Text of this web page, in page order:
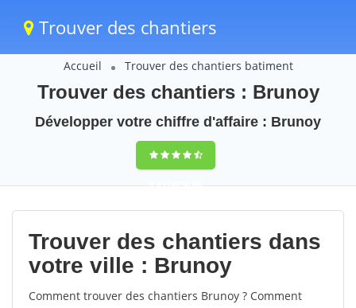
Trouver des chantiers
Accueil Trouver des chantiers batiment
Trouver des chantiers : Brunoy
Développer votre chiffre d'affaire : Brunoy
9,5(100%)66
votes
Trouver des chantiers dans
votre ville : Brunoy
Comment trouver des chantiers Brunoy ? Comment